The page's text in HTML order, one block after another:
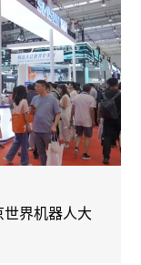
界机器人大